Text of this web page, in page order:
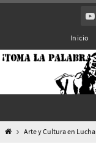
Inicio
InicioArte y Cultura en Lucha